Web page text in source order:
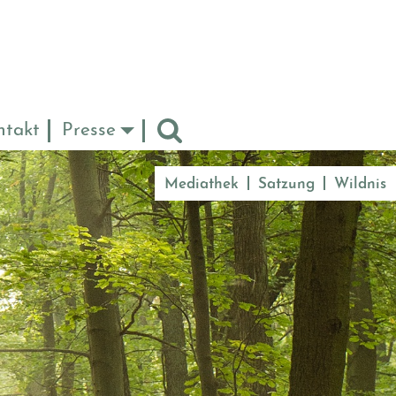
Presse
Mediathek Satzung Wildnis